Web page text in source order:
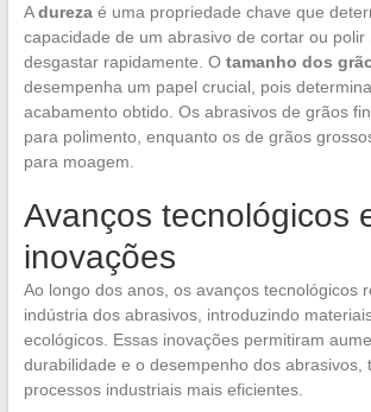
Adurezaé uma propriedade chave que
capacidade de um abrasivo de cortar ou polir
desgastar rapidamente. O tamanho dos
desempenha um papel crucial, pois
acabamento obtido. Os abrasivos de grãos
para polimento, enquanto os de grãos
para moagem.
Avanços tecnológicos
inovações
Ao longo dos anos, os avanços tecnológicos
indústria dos abrasivos, introduzindo
ecológicos. Essas inovações permitiram
durabilidade e o desempenho dos abrasivos,
processos industriais mais eficientes.